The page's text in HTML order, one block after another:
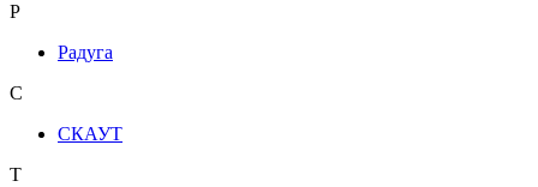
Р
Радуга
С
СКАУТ
Т